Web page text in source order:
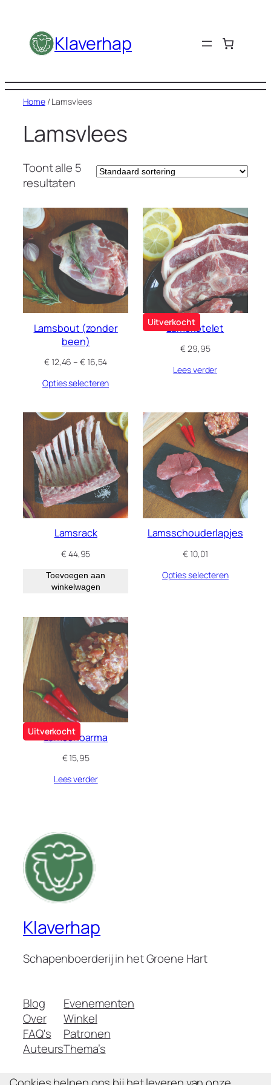
inhoud
Klaverhap
Home/ Lamsvlees
Lamsvlees
Toont alle 5
resultaten
Lamsbout (zonder
been)
€12,46 – €16,54Prijsklasse:
tot
Opties selecteren
Uitverkocht
Lamskotelet
€29,95
Lees verder
Lamsrack
€44,95
Toevoegen aan
winkelwagen
Lamsschouderlapjes
€10,01
Opties selecteren
Uitverkocht
Lamsshoarma
€15,95
Lees verder
Klaverhap
Schapenboerderij in het Groene Hart
Blog
Over
FAQ's
Auteurs
Evenementen
Winkel
Patronen
Thema’s